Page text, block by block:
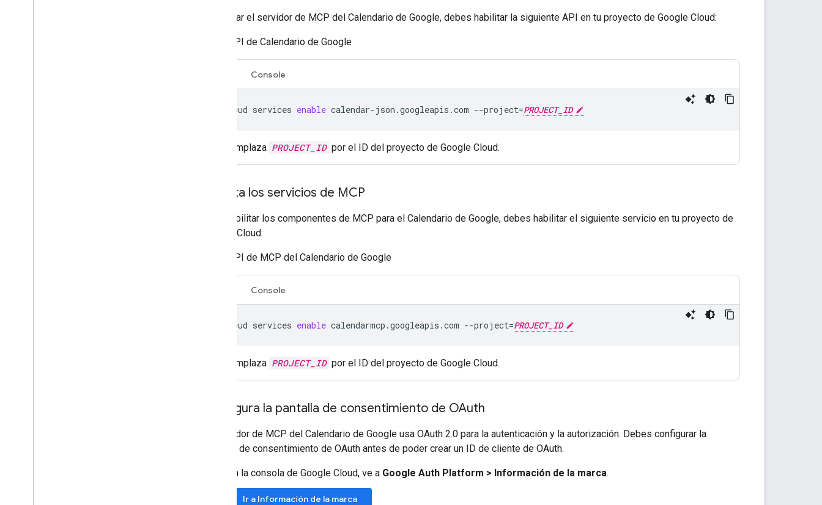
Para usar el servidor de MCP del Calendario de Google, debes habilitar la siguiente API en tu proyecto de Google Cloud:
API de Calendario de Google
Console
gcloud services enable calendar-json.googleapis.com --project=PROJECT_ID
Reemplaza PROJECT_ID por el ID del proyecto de Google Cloud.
Habilita los servicios de MCP
Para habilitar los componentes de MCP para el Calendario de Google, debes habilitar el siguiente servicio en tu proyecto de
Google Cloud:
API de MCP del Calendario de Google
Console
gcloud services enable calendarmcp.googleapis.com --project=PROJECT_ID
Reemplaza PROJECT_ID por el ID del proyecto de Google Cloud.
Configura la pantalla de consentimiento de OAuth
El servidor de MCP del Calendario de Google usa OAuth 2.0 para la autenticación y la autorización. Debes configurar la
pantalla de consentimiento de OAuth antes de poder crear un ID de cliente de OAuth.
En la consola de Google Cloud, ve a Google Auth Platform > Información de la marca.
Ir a Información de la marca